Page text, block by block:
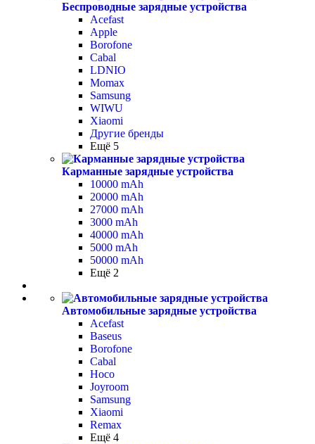
Беспроводные зарядные устройства
Acefast
Apple
Borofone
Cabal
LDNIO
Momax
Samsung
WIWU
Xiaomi
Другие бренды
Ещё 5
Карманные зарядные устройства
10000 mAh
20000 mAh
27000 mAh
3000 mAh
40000 mAh
5000 mAh
50000 mAh
Ещё 2
Автомобильные зарядные устройства
Acefast
Baseus
Borofone
Cabal
Hoco
Joyroom
Samsung
Xiaomi
Remax
Ещё 4